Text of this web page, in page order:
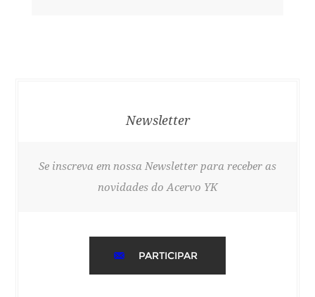
Newsletter
Se inscreva em nossa Newsletter para receber as
novidades do Acervo YK
PARTICIPAR